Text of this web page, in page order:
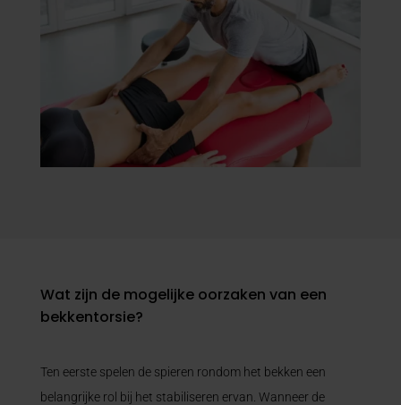
Wat zijn de mogelijke oorzaken van een
bekkentorsie?
Ten eerste spelen de spieren rondom het bekken een
belangrijke rol bij het stabiliseren ervan. Wanneer de